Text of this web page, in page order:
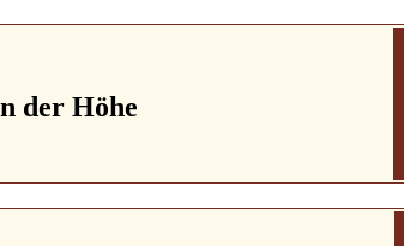
der Höhe